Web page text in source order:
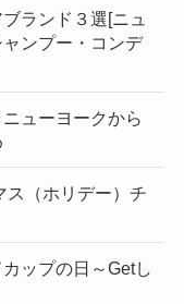
ランド３選[ニュ
ンプー・コンデ
ューヨークから
ス（ホリデー）チ
ップの日～Getし